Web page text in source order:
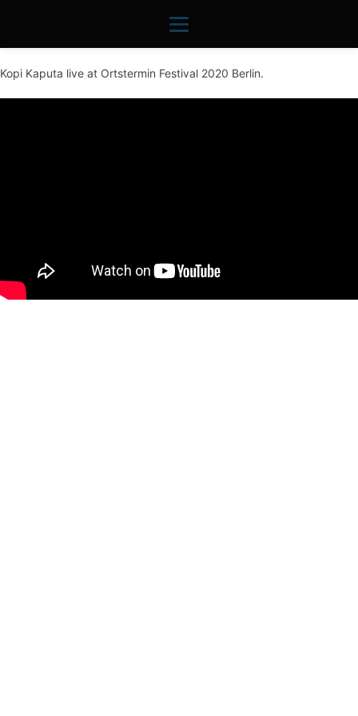
Kopi Kaputa live at Ortstermin Festival 2020 Berlin.